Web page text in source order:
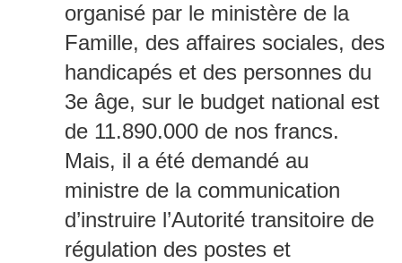
organisé par le ministère de la
Famille, des affaires sociales, des
handicapés et des personnes du
3e âge, sur le budget national est
de 11.890.000 de nos francs.
Mais, il a été demandé au
ministre de la communication
d’instruire l’Autorité transitoire de
régulation des postes et